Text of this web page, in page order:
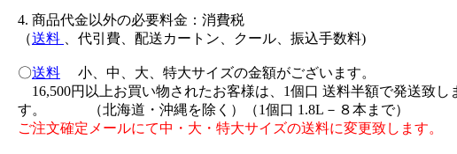
4. 商品代金以外の必要料金：消費税
（送料 、代引費、配送カートン、クール、振込手数料)
〇送料 小、中、大、特大サイズの金額がございます。
16,500円以上お買い物されたお客様は、1個口 送料半額で発送致し
す。 （北海道・沖縄を除く）（1個口 1.8L－８本まで）
ご注文確定メールにて中・大・特大サイズの送料に変更致します。